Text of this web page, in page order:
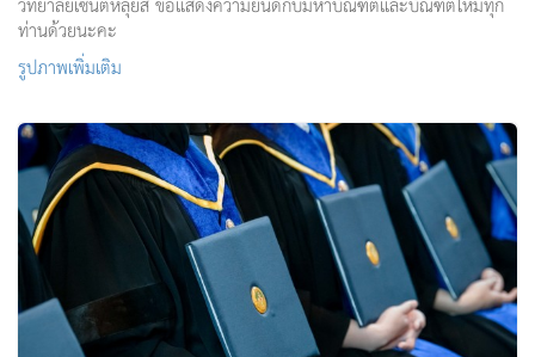
ท่านด้วยนะคะ
รูปภาพเพิ่มเติม